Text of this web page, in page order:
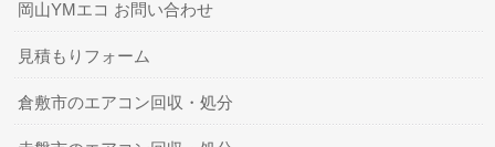
岡山YMエコ お問い合わせ
見積もりフォーム
倉敷市のエアコン回収・処分